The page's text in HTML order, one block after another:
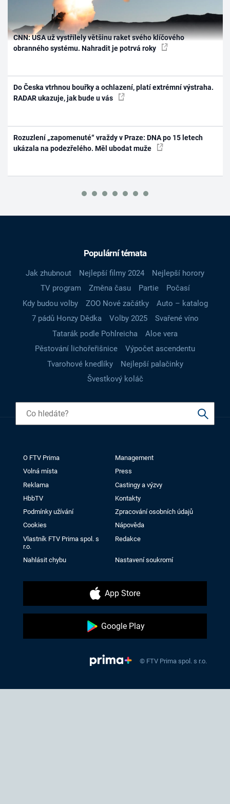
CNN: USA už vystřílely většinu raket svého klíčového
obranného systému. Nahradit je potrvá roky
Do Česka vtrhnou bouřky a ochlazení, platí extrémní výstraha.
RADAR ukazuje, jak bude u vás
Rozuzlení „zapomenuté“ vraždy v Praze: DNA po 15 letech
ukázala na podezřelého. Měl ubodat muže
Populární témata
Jak zhubnout Nejlepší filmy 2024
Nejlepší horory
TV program
Změna času Partie
Počasí
Kdy budou volby
ZOO Nové začátky
Auto – katalog
7 pádů Honzy Dědka
Volby 2025
Svařené víno
Tatarák podle Pohlreicha
Aloe vera
Pěstování lichořeřišnice
Výpočet ascendentu
Tvarohové knedlíky
Nejlepší palačinky
Švestkový koláč
O FTV Prima
Management
Volná místa
Press
Reklama
Castingy a výzvy
HbbTV
Kontakty
Podmínky užívání
Zpracování osobních údajů
Cookies
Nápověda
Vlastník FTV Prima spol. s
r.o.
Redakce
Nahlásit chybu Nastavení soukromí
App Store
Google Play
© FTV Prima spol. s r.o.